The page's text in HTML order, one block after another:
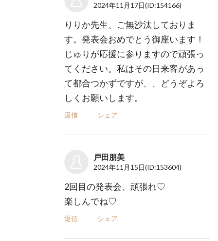
2024年11月17日(ID:154166)
りりか先生、ご無沙汰しておりま
す。発表会おめでとう御座います！
じゅりが応援に参りますので頑張っ
てください。私はその日来客があっ
て都合つかずですが、、どうぞよろ
しくお願いします。
返信 シェア
戸田朋美
2024年11月15日(ID:153604)
2回目の発表会、頑張れ♡
楽しんでね♡
返信 シェア